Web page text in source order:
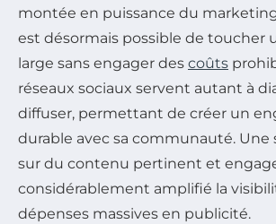
montée en puissance du
est désormais possible de toucher
large sans engager des coûts
réseaux sociaux servent autant à
diffuser, permettant de créer un
durable avec sa communauté. Une
sur du contenu pertinent et
considérablement amplifié la
dépenses massives en publicité.